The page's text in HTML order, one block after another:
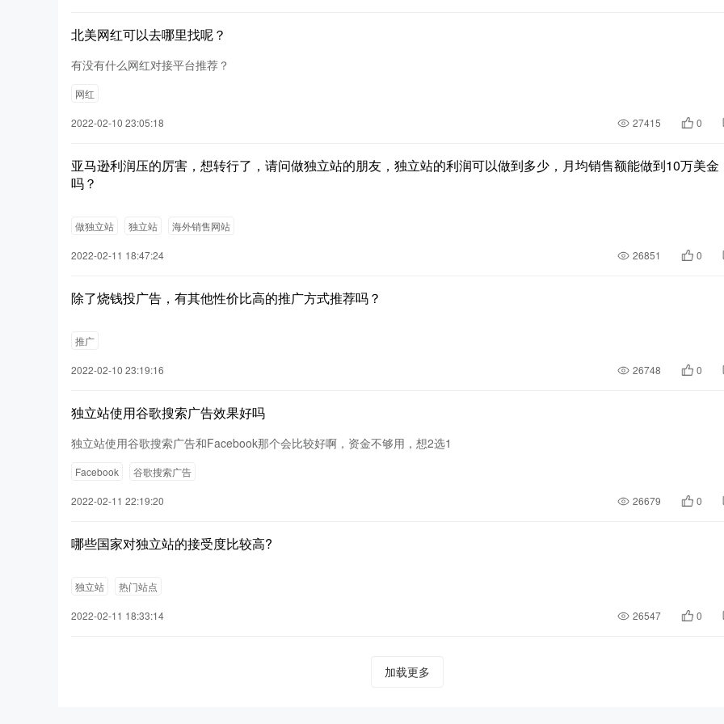
北美网红可以去哪里找呢？
有没有什么网红对接平台推荐？
网红
2022-02-10 23:05:18 27415 0
亚马逊利润压的厉害，想转行了，请问做独立站的朋友，独立站的利润可以做到多少，月均销售额能做到10万美金
吗？
做独立站 独立站 海外销售网站
2022-02-11 18:47:24 26851 0
除了烧钱投广告，有其他性价比高的推广方式推荐吗？
推广
2022-02-10 23:19:16 26748 0
独立站使用谷歌搜索广告效果好吗
独立站使用谷歌搜索广告和Facebook那个会比较好啊，资金不够用，想2选1
Facebook 谷歌搜索广告
2022-02-11 22:19:20 26679 0
哪些国家对独立站的接受度比较高?
独立站 热门站点
2022-02-11 18:33:14 26547 0
加载更多